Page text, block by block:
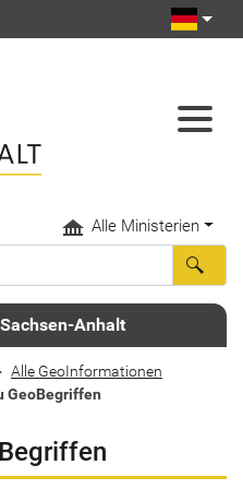
Alle Ministerien
Anhalt
Alle GeoInformationen
GeoBegriffen